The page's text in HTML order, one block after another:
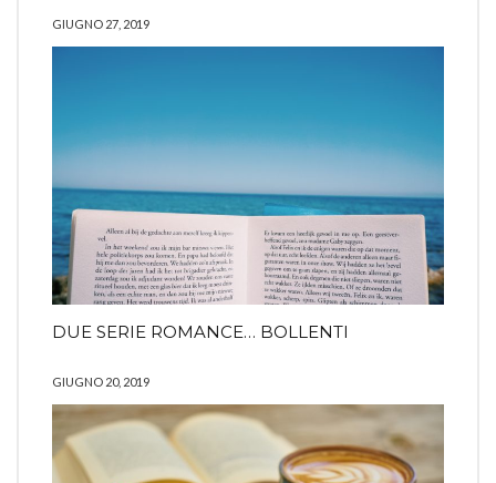
GIUGNO 27, 2019
DUE SERIE ROMANCE… BOLLENTI
GIUGNO 20, 2019